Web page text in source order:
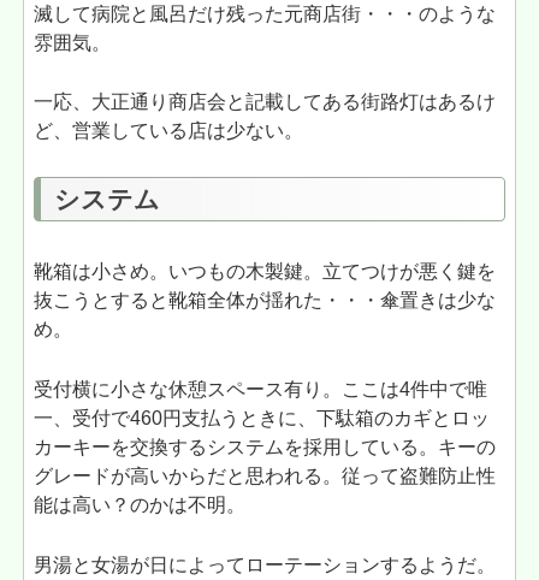
滅して病院と風呂だけ残った元商店街・・・のような
雰囲気。
一応、大正通り商店会と記載してある街路灯はあるけ
ど、営業している店は少ない。
システム
靴箱は小さめ。いつもの木製鍵。立てつけが悪く鍵を
抜こうとすると靴箱全体が揺れた・・・傘置きは少な
め。
受付横に小さな休憩スペース有り。ここは4件中で唯
一、受付で460円支払うときに、下駄箱のカギとロッ
カーキーを交換するシステムを採用している。キーの
グレードが高いからだと思われる。従って盗難防止性
能は高い？のかは不明。
男湯と女湯が日によってローテーションするようだ。